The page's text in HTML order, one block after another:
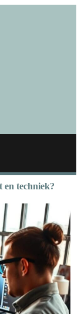
en techniek?